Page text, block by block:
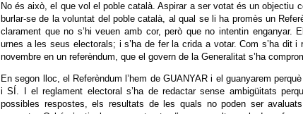
No és això, el que vol el poble català. Aspirar a ser votat és un objectiu
burlar-se de la voluntat del poble català, al qual se li ha promès un
clarament que no s’hi veuen amb cor, però que no intentin enganyar.
urnes a les seus electorals; i s’ha de fer la crida a votar. Com s’ha dit
novembre en un referèndum, que el govern de la Generalitat s’ha
En segon lloc, el Referèndum l’hem de GUANYAR i el guanyarem
i SÍ. I el reglament electoral s’ha de redactar sense ambigüitats
possibles respostes, els resultats de les quals no poden ser